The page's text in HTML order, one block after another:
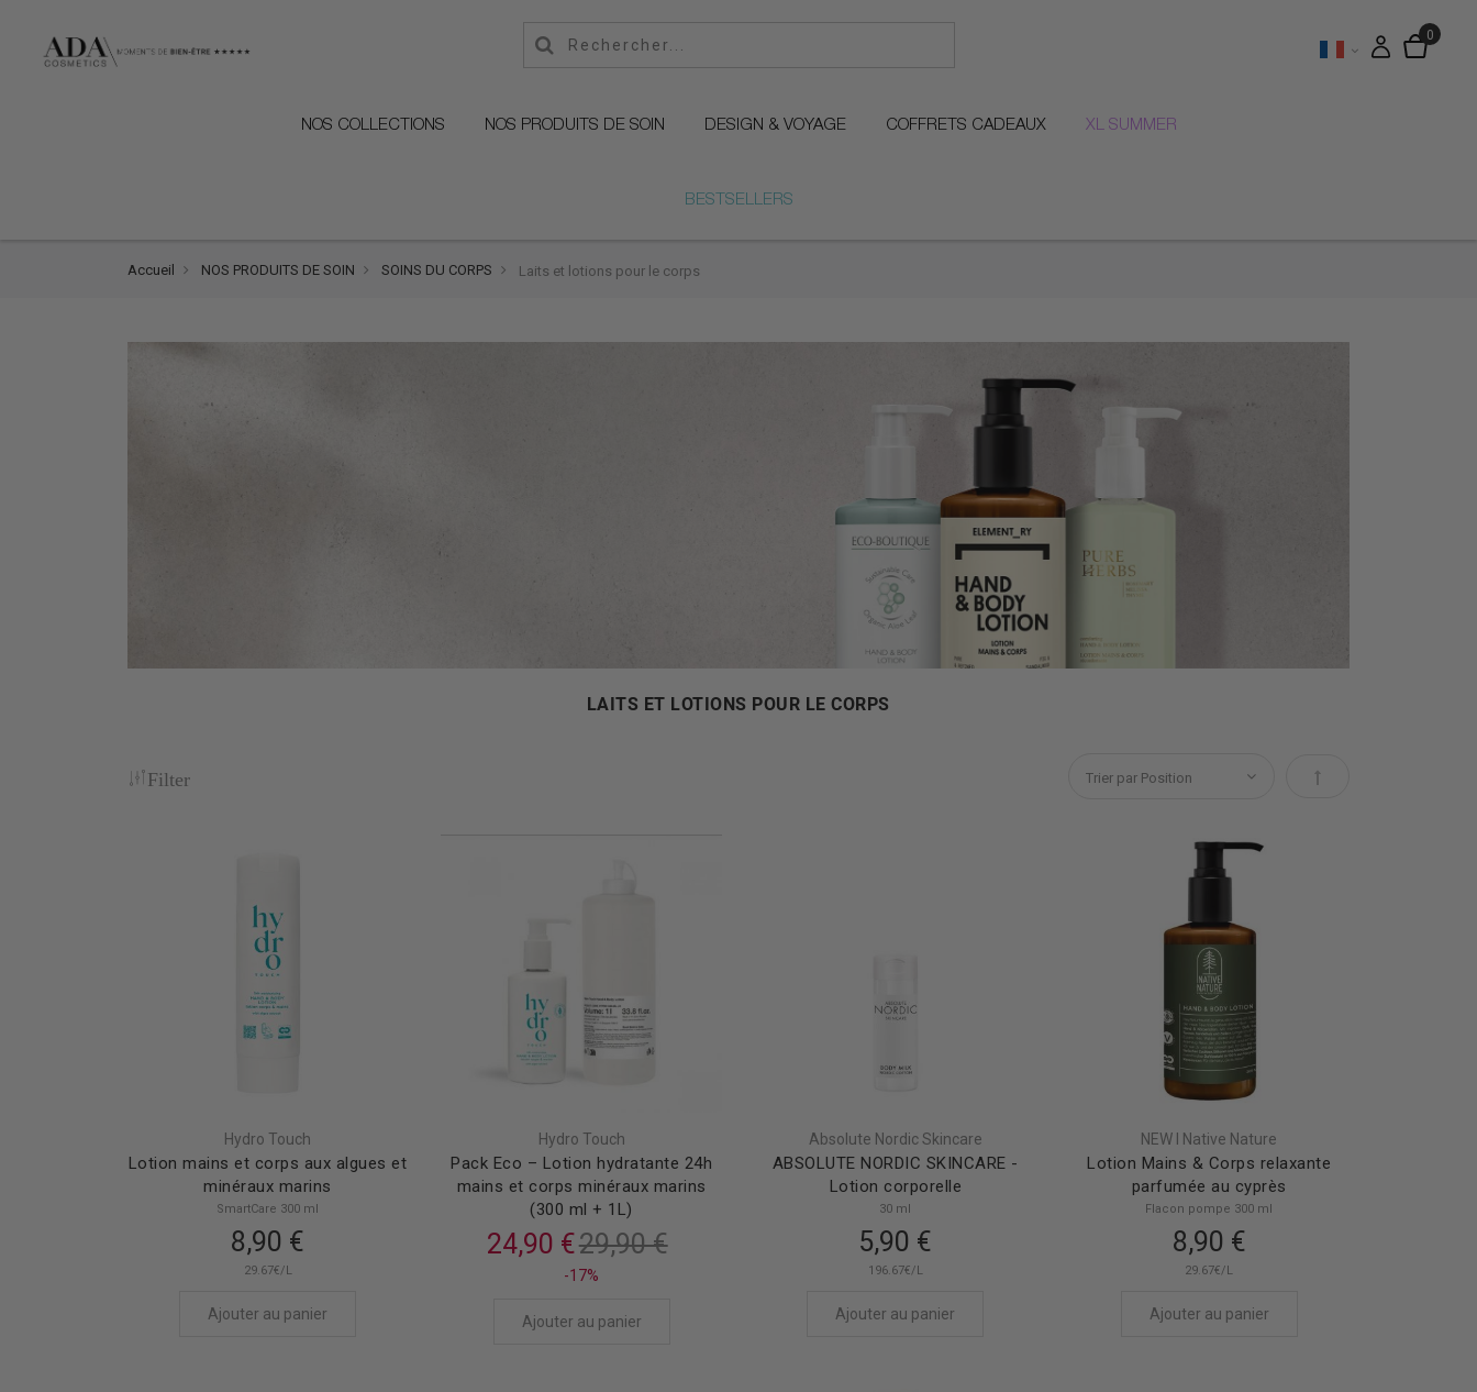
NOS COLLECTIONS NOS PRODUITS DE SOIN DESIGN & VOYAGE COFFRETS CADEAUX XL SUMMER
BESTSELLERS
Accueil NOS PRODUITS DE SOIN SOINS DU CORPS Laits et lotions pour le corps
LAITS ET LOTIONS POUR LE CORPS
Filter Par ordre décroissant
Hydro Touch
Lotion mains et corps aux algues et
minéraux marins
SmartCare 300 ml
8,90 €
29.67€/L
Ajouter au panier
Hydro Touch
Pack Eco – Lotion hydratante 24h
mains et corps minéraux marins
(300 ml + 1L)
24,90 €29,90 €
-17%
Ajouter au panier
Absolute Nordic Skincare
ABSOLUTE NORDIC SKINCARE -
Lotion corporelle
30 ml
5,90 €
196.67€/L
Ajouter au panier
NEW I Native Nature
Lotion Mains & Corps relaxante
parfumée au cyprès
Flacon pompe 300 ml
8,90 €
29.67€/L
Ajouter au panier